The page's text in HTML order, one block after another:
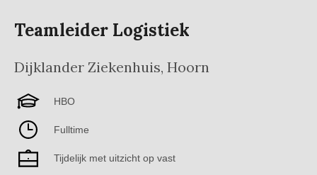
Teamleider Logistiek
Dijklander Ziekenhuis, Hoorn
HBO
Fulltime
Tijdelijk met uitzicht op vast